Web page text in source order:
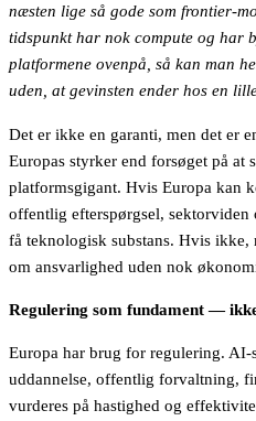
næsten lige så gode som frontier-
tidspunkt har nok compute og har
platformene ovenpå, så kan man
uden, at gevinsten ender hos en
Det er ikke en garanti, men det er
Europas styrker end forsøget på at
platformsgigant. Hvis Europa kan
offentlig efterspørgsel,
få teknologisk substans. Hvis
om ansvarlighed uden nok
Regulering som fundament —
Europa har brug for regulering. AI-
uddannelse, offentlig forvaltning,
vurderes på hastighed og